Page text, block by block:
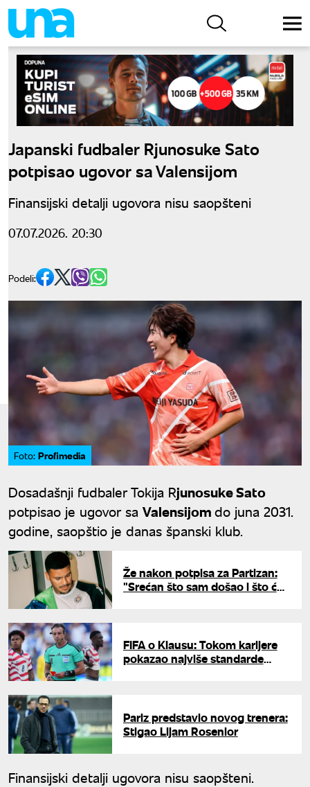
Japanski fudbaler Rjunosuke Sato
potpisao ugovor sa Valensijom
Finansijski detalji ugovora nisu saopšteni
07.07.2026. 20:30
Podeli:
Foto: Profimedia
Dosadašnji fudbaler Tokija Rjunosuke Sato
potpisao je ugovor sa Valensijomdo juna 2031.
godine, saopštio je danas španski klub.
Že nakon potpisa za Partizan:
"Srećan što sam došao i što ću
FIFA o Klausu: Tokom karijere
pokazao najviše standarde
Pariz predstavio novog trenera:
Stigao Lijam Rosenior
Finansijski detalji ugovora nisu saopšteni.